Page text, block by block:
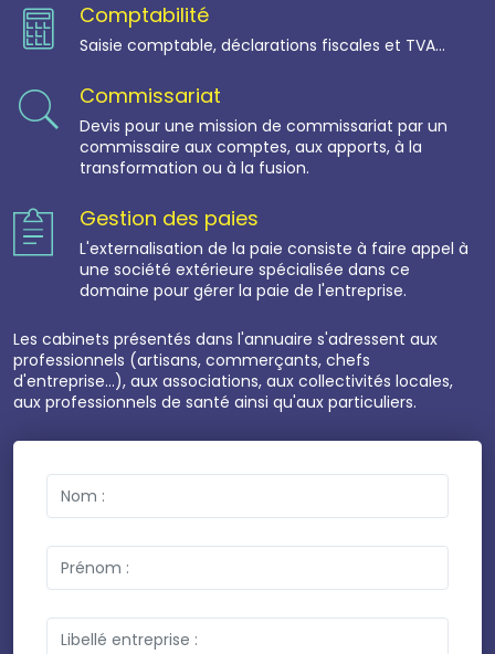
Comptabilité
Saisie comptable, déclarations fiscales et TVA...
Commissariat
Devis pour une mission de commissariat par un
commissaire aux comptes, aux apports, à la
transformation ou à la fusion.
Gestion des paies
L'externalisation de la paie consiste à faire appel à
une société extérieure spécialisée dans ce
domaine pour gérer la paie de l'entreprise.
Les cabinets présentés dans l'annuaire s'adressent aux
professionnels (artisans, commerçants, chefs
d'entreprise...), aux associations, aux collectivités locales,
aux professionnels de santé ainsi qu'aux particuliers.